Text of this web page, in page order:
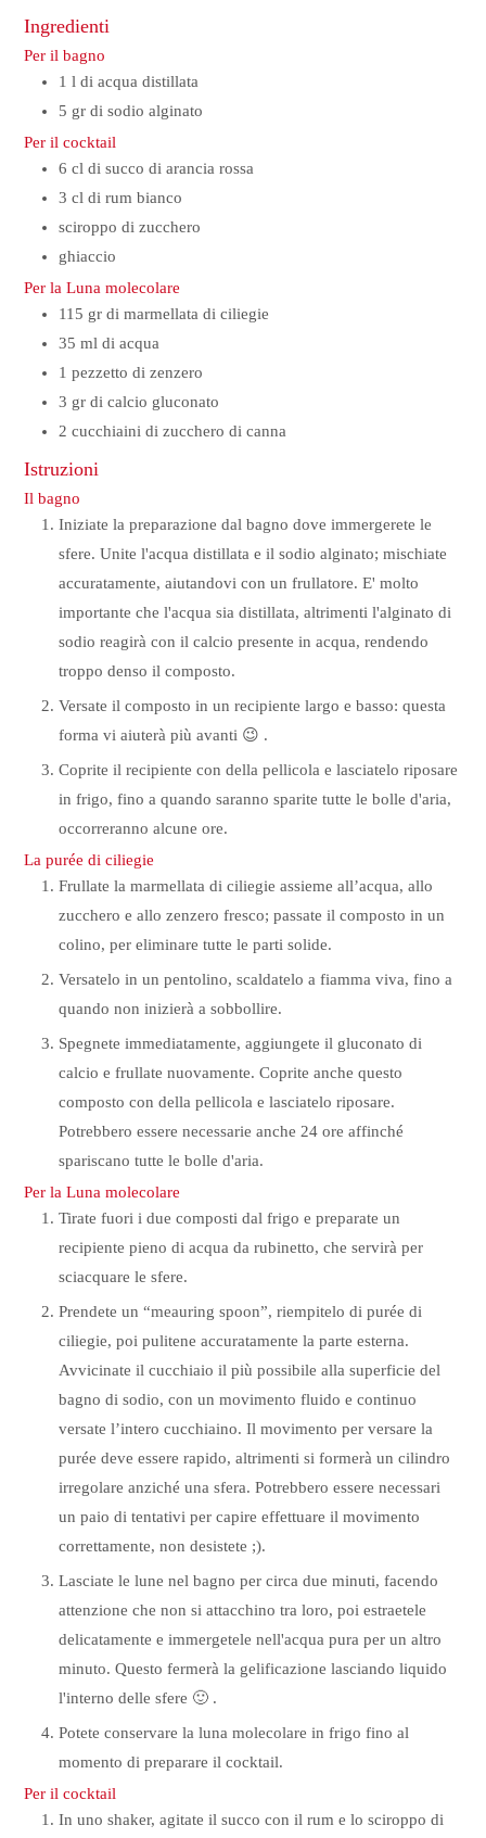
Ingredienti
Per il bagno
1 l di acqua distillata
5 gr di sodio alginato
Per il cocktail
6 cl di succo di arancia rossa
3 cl di rum bianco
sciroppo di zucchero
ghiaccio
Per la Luna molecolare
115 gr di marmellata di ciliegie
35 ml di acqua
1 pezzetto di zenzero
3 gr di calcio gluconato
2 cucchiaini di zucchero di canna
Istruzioni
Il bagno
Iniziate la preparazione dal bagno dove immergerete le
sfere. Unite l'acqua distillata e il sodio alginato; mischiate
accuratamente, aiutandovi con un frullatore. E' molto
importante che l'acqua sia distillata, altrimenti l'alginato di
sodio reagirà con il calcio presente in acqua, rendendo
troppo denso il composto.
Versate il composto in un recipiente largo e basso: questa
forma vi aiuterà più avanti 😉 .
Coprite il recipiente con della pellicola e lasciatelo riposare
in frigo, fino a quando saranno sparite tutte le bolle d'aria,
occorreranno alcune ore.
La purée di ciliegie
Frullate la marmellata di ciliegie assieme all’acqua, allo
zucchero e allo zenzero fresco; passate il composto in un
colino, per eliminare tutte le parti solide.
Versatelo in un pentolino, scaldatelo a fiamma viva, fino a
quando non inizierà a sobbollire.
Spegnete immediatamente, aggiungete il gluconato di
calcio e frullate nuovamente. Coprite anche questo
composto con della pellicola e lasciatelo riposare.
Potrebbero essere necessarie anche 24 ore affinché
spariscano tutte le bolle d'aria.
Per la Luna molecolare
Tirate fuori i due composti dal frigo e preparate un
recipiente pieno di acqua da rubinetto, che servirà per
sciacquare le sfere.
Prendete un “meauring spoon”, riempitelo di purée di
ciliegie, poi pulitene accuratamente la parte esterna.
Avvicinate il cucchiaio il più possibile alla superficie del
bagno di sodio, con un movimento fluido e continuo
versate l’intero cucchiaino. Il movimento per versare la
purée deve essere rapido, altrimenti si formerà un cilindro
irregolare anziché una sfera. Potrebbero essere necessari
un paio di tentativi per capire effettuare il movimento
correttamente, non desistete ;).
Lasciate le lune nel bagno per circa due minuti, facendo
attenzione che non si attacchino tra loro, poi estraetele
delicatamente e immergetele nell'acqua pura per un altro
minuto. Questo fermerà la gelificazione lasciando liquido
l'interno delle sfere 🙂 .
Potete conservare la luna molecolare in frigo fino al
momento di preparare il cocktail.
Per il cocktail
In uno shaker, agitate il succo con il rum e lo sciroppo di